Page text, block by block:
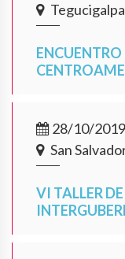
Tegucigalpa
28/10/
San
VI TALLER